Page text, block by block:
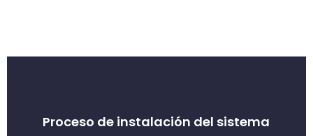
Proceso de instalación del sistema